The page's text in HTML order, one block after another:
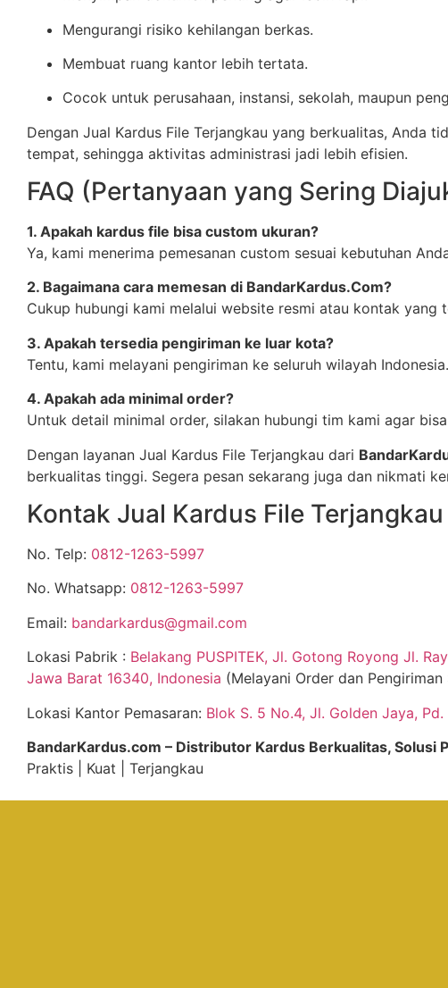
Mengurangi risiko kehilangan berkas.
Membuat ruang kantor lebih tertata.
Cocok untuk perusahaan, instansi, sekolah, maupun
Dengan Jual Kardus File Terjangkau yang berkualitas, Anda
tempat, sehingga aktivitas administrasi jadi lebih efisien.
FAQ (Pertanyaan yang Sering
1. Apakah kardus file bisa custom ukuran?
Ya, kami menerima pemesanan custom sesuai kebutuhan
2. Bagaimana cara memesan di BandarKardus.Com?
Cukup hubungi kami melalui website resmi atau kontak yang
3. Apakah tersedia pengiriman ke luar kota?
Tentu, kami melayani pengiriman ke seluruh wilayah Indonesia.
4. Apakah ada minimal order?
Untuk detail minimal order, silakan hubungi tim kami agar
Dengan layanan Jual Kardus File Terjangkau dari
berkualitas tinggi. Segera pesan sekarang juga dan nikmati
Kontak Jual Kardus File Terjangkau
No. Telp: 0812-1263-5997
No. Whatsapp: 0812-1263-5997
Email: bandarkardus@gmail.com
Lokasi Pabrik : Belakang PUSPITEK, Jl. Gotong Royong Jl.
Jawa Barat 16340, Indonesia (Melayani Order dan Pengiriman
Lokasi Kantor Pemasaran: Blok S. 5 No.4, Jl. Golden Jaya,
BandarKardus.com – Distributor Kardus Berkualitas, Solusi
Praktis | Kuat | Terjangkau